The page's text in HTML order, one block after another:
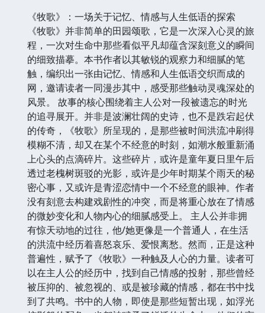
《牧歌》：一场关于记忆、情感与人生低语的探索
《牧歌》并非简单的田园颂歌，它是一次深入心灵的旅
程，一次对生命中那些看似平凡却蕴含深刻意义的瞬间
的细致描摹。本书作者以其敏锐的观察力和细腻的笔
触，编织出一张由记忆、情感和人生低语交织而成的
网，邀请读者一同漫步其中，感受那些触动灵魂深处的
风景。 故事的核心围绕着主人公对一段被遗忘的时光
的追寻展开。并非是波澜壮阔的史诗，也不是跌宕起伏
的传奇，《牧歌》所呈现的，是那些被时间洪流冲刷得
模糊不清，却又在某个不经意的时刻，如潮水般重新涌
上心头的点滴碎片。这些碎片，或许是童年夏日里午后
透过老槐树斑驳的光影，或许是少年时期某个雨天的秘
密心事，又或许是青涩恋情中一个不经意的眼神。作者
没有刻意去构建戏剧性的冲突，而是将重心放在了情感
的微妙变化和人物内心的细腻感受上。 主人公并非拥
有惊天动地的过往，他/她更像是一个普通人，在生活
的洪流中经历着喜怒哀乐、爱恨离愁。然而，正是这种
普遍性，赋予了《牧歌》一种触及人心的力量。读者可
以在主人公的经历中，找到自己情感的投射，那些曾经
被压抑的、被忽视的、或是被珍藏的情感，都在书中找
到了共鸣。书中的人物，即使是那些短暂出现，如浮光